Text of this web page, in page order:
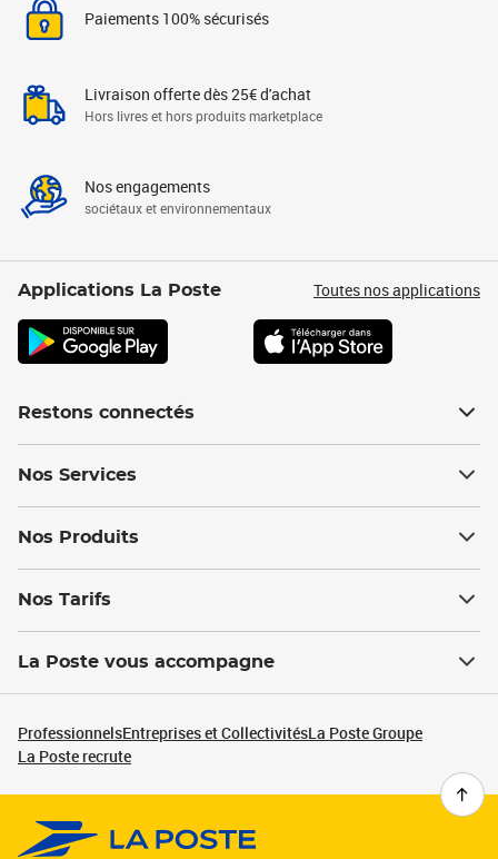
Paiements 100% sécurisés
Livraison offerte dès 25€ d'achat
Hors livres et hors produits marketplace
Nos engagements
sociétaux et environnementaux
Applications La Poste Toutes nos applications
Restons connectés
Nos Services
Nos Produits
Nos Tarifs
La Poste vous accompagne
ProfessionnelsEntreprises et CollectivitésLa Poste Groupe
La Poste recrute